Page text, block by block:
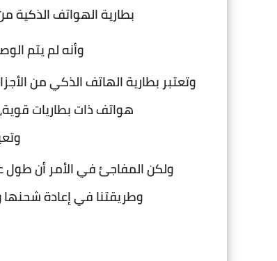
بطارية الهواتف الذكية
وأنه لم يتم
وتعتبر بطارية الهاتف الذكي من
هواتف ذات بطاريات
ولكن المفاجئ في الأمر أن طول
وطريقتنا في إعادة شحنها